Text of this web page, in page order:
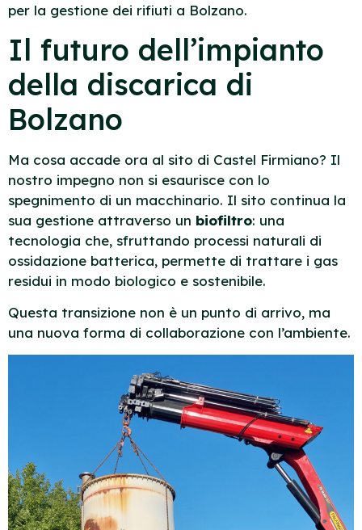
per la gestione dei rifiuti a Bolzano.
Il futuro dell’impianto
della discarica di
Bolzano
Ma cosa accade ora al sito di Castel Firmiano? Il
nostro impegno non si esaurisce con lo
spegnimento di un macchinario. Il sito continua la
sua gestione attraverso un biofiltro: una
tecnologia che, sfruttando processi naturali di
ossidazione batterica, permette di trattare i gas
residui in modo biologico e sostenibile.
Questa transizione non è un punto di arrivo, ma
una nuova forma di collaborazione con l’ambiente.